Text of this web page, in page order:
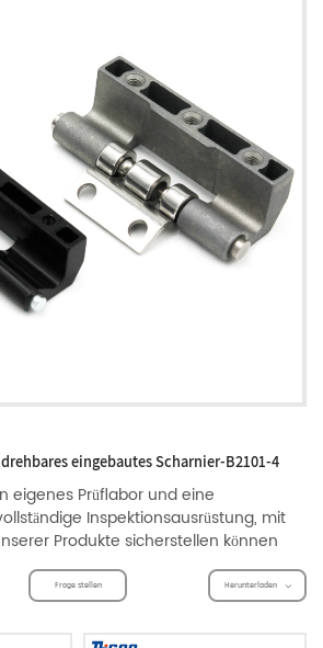
eingebautes Scharnier-B2101-4
eigenes Prüflabor und eine
Inspektionsausrüstung, mit
Produkte sicherstellen können
Frage stellen Herunterladen